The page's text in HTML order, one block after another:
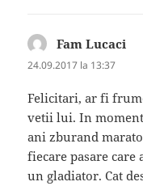
Fam Lucaci
24.09.2017 la 13:37
Felicitari, ar fi
vetii lui. In
ani zburand
fiecare pasare care
un gladiator. Cat